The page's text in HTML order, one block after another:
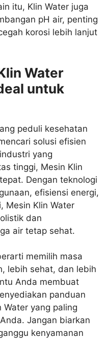
itu, Klin Water juga
pH air, penting
korosi lebih lanjut
Water
untuk
peduli kesehatan
solusi efisien
yang
tinggi, Mesin Klin
Dengan teknologi
efisiensi energi,
Mesin Klin Water
dan
air tetap sehat.
memilih masa
lebih sehat, dan lebih
Anda membuat
panduan
Water yang paling
Jangan biarkan
kenyamanan